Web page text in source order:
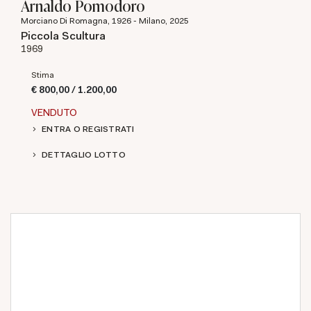
Arnaldo Pomodoro
Morciano Di Romagna, 1926 - Milano, 2025
Piccola Scultura
1969
Stima
€ 800,00 / 1.200,00
VENDUTO
ENTRA O REGISTRATI
DETTAGLIO LOTTO